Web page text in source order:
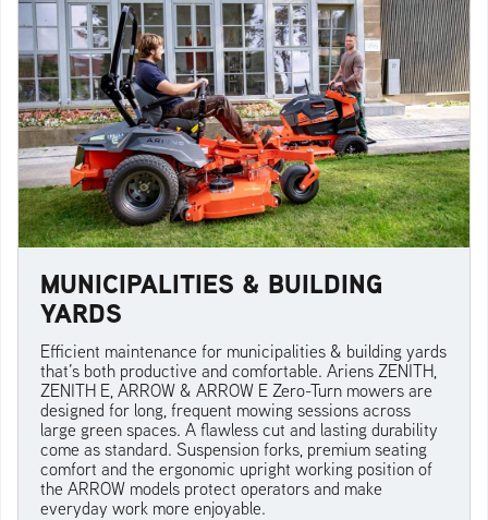
MUNICIPALITIES & BUILDING
YARDS
Efficient maintenance for municipalities & building yards
that’s both productive and comfortable. Ariens ZENITH,
ZENITH E, ARROW & ARROW E Zero-Turn mowers are
designed for long, frequent mowing sessions across
large green spaces. A flawless cut and lasting durability
come as standard. Suspension forks, premium seating
comfort and the ergonomic upright working position of
the ARROW models protect operators and make
everyday work more enjoyable.